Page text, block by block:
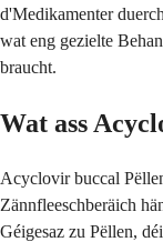
d'Medikamenter
wat eng gezielte
braucht.
Wat ass
Acyclovir buccal
Zännfleeschberäich
Géigesaz zu Pëllen,